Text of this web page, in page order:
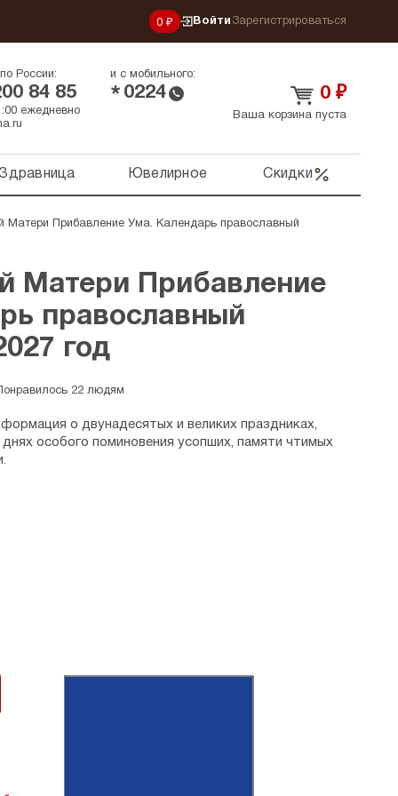
0 ₽ Войти Зарегистрироваться
России:
84 85
и с мобильного:
* 0224
ежедневно
0 ₽
Ваша корзина пуста
Ювелирное Скидки
Матери Прибавление Ума. Календарь православный
Матери Прибавление
православный
год
Понравилось 22 людям
о двунадесятых и великих праздниках,
особого поминовения усопших, памяти чтимых